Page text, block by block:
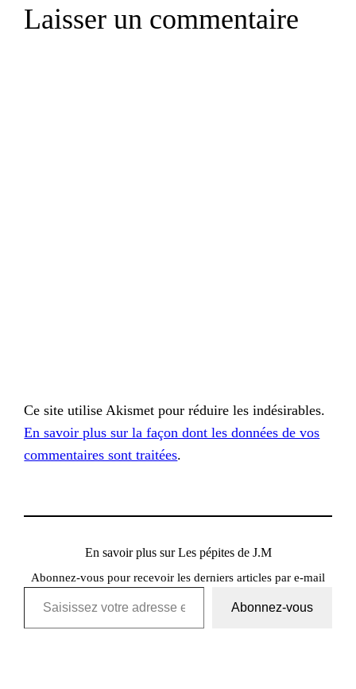
Laisser un commentaire
Ce site utilise Akismet pour réduire les indésirables.
En savoir plus sur la façon dont les données de vos
commentaires sont traitées.
En savoir plus sur Les pépites de J.M
Abonnez-vous pour recevoir les derniers articles par e-mail
Saisissez votre adresse e-mail…
Abonnez-vous